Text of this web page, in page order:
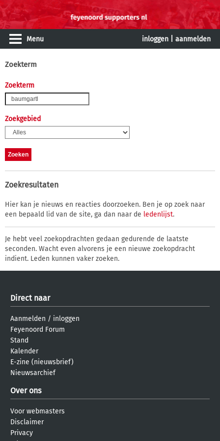
Menu inloggen aanmelden
Zoekterm
Zoekterm
Zoekgebied
Zoekresultaten
Hier kan je nieuws en reacties doorzoeken. Ben je op zoek naar
een bepaald lid van de site, ga dan naar de ledenlijst.
Je hebt veel zoekopdrachten gedaan gedurende de laatste
seconden. Wacht even alvorens je een nieuwe zoekopdracht
indient. Leden kunnen vaker zoeken.
Direct naar
Aanmelden / inloggen
Feyenoord Forum
Stand
Kalender
E-zine (nieuwsbrief)
Nieuwsarchief
Over ons
Voor webmasters
Disclaimer
Privacy